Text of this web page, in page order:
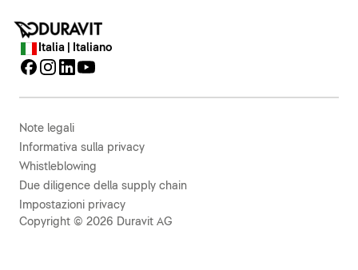
Italia | Italiano
Note legali
Informativa sulla privacy
Whistleblowing
Due diligence della supply chain
Impostazioni privacy
Copyright © 2026 Duravit AG